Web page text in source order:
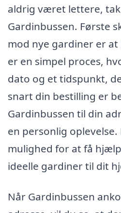
aldrig været lettere,
Gardinbussen. Første
mod nye gardiner er at
er en simpel proces,
dato og et tidspunkt,
snart din bestilling er
Gardinbussen til din
en personlig
mulighed for at få
ideelle gardiner til dit
Når Gardinbussen